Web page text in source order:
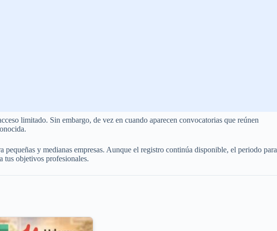
limitado. Sin embargo, de vez en cuando aparecen convocatorias que reúnen
y medianas empresas. Aunque el registro continúa disponible, el periodo para
tus objetivos profesionales.